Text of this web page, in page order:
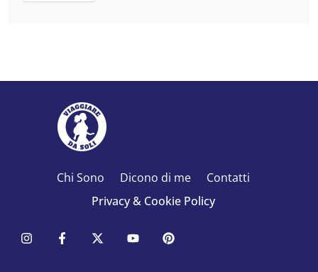
Chi Sono Dicono di me
Contatti
Privacy & Cookie Policy